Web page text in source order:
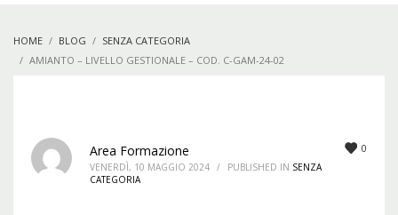
HOME BLOG
SENZA CATEGORIA
AMIANTO – LIVELLO GESTIONALE – COD. C-GAM-24-02
0
Area Formazione
VENERDÌ, 10 MAGGIO 2024 / PUBLISHED IN SENZA
CATEGORIA